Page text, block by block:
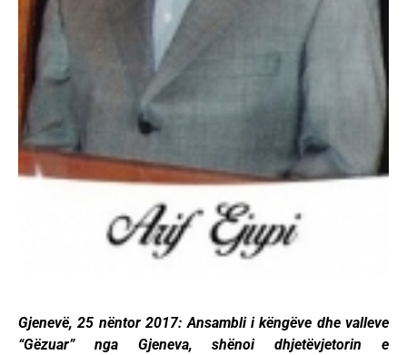
Gjenevë, 25 nëntor 2017: Ansambli i këngëve dhe valleve
“Gëzuar” nga Gjeneva, shënoi dhjetëvjetorin e